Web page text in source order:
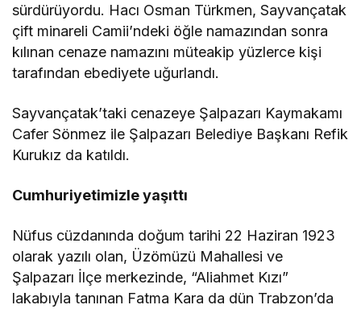
sürdürüyordu. Hacı Osman Türkmen, Sayvançatak
çift minareli Camii’ndeki öğle namazından sonra
kılınan cenaze namazını müteakip yüzlerce kişi
tarafından ebediyete uğurlandı.
Sayvançatak’taki cenazeye Şalpazarı Kaymakamı
Cafer Sönmez ile Şalpazarı Belediye Başkanı Refik
Kurukız da katıldı.
Cumhuriyetimizle yaşıttı
Nüfus cüzdanında doğum tarihi 22 Haziran 1923
olarak yazılı olan, Üzömüzü Mahallesi ve
Şalpazarı İlçe merkezinde, “Aliahmet Kızı”
lakabıyla tanınan Fatma Kara da dün Trabzon’da